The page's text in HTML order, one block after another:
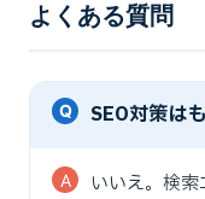
よくある質問
SEO対策は
いいえ。検